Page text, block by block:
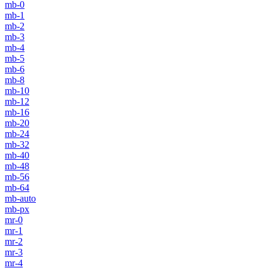
mb-0
mb-1
mb-2
mb-3
mb-4
mb-5
mb-6
mb-8
mb-10
mb-12
mb-16
mb-20
mb-24
mb-32
mb-40
mb-48
mb-56
mb-64
mb-auto
mb-px
mr-0
mr-1
mr-2
mr-3
mr-4